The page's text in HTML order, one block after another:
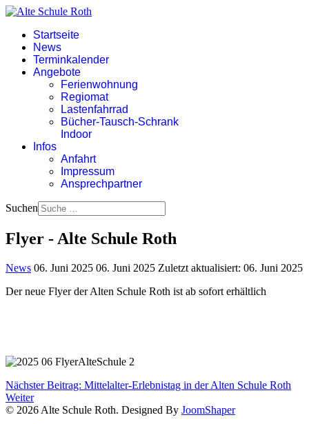
Startseite
News
Terminkalender
Angebote
Ferienwohnung
Regiomat
Lastenfahrrad
Bücher-Tausch-Schrank
Indoor
Infos
Anfahrt
Impressum
Ansprechpartner
Suchen
Flyer - Alte Schule Roth
News 06. Juni 2025 06. Juni 2025 Zuletzt aktualisiert: 06. Juni 2025
Der neue Flyer der Alten Schule Roth ist ab sofort erhältlich
Nächster Beitrag: Mittelalter-Erlebnistag in der Alten Schule Roth
Weiter
© 2026 Alte Schule Roth. Designed By JoomShaper